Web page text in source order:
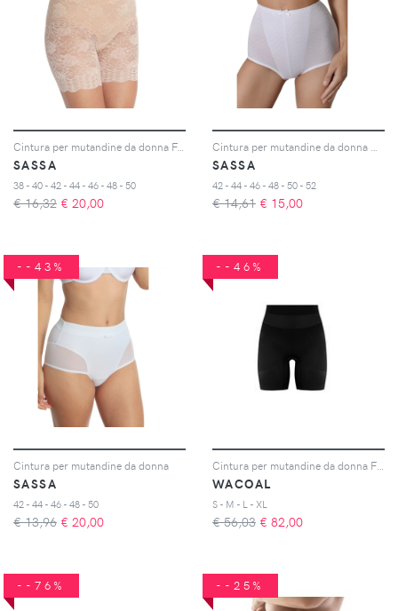
Cintura per mutandine da donna Functional Lace
SASSA
38 - 40 - 42 - 44 - 46 - 48 - 50
€ 16,32 € 20,00
Cintura per mutandine da donna Dot Jacquard
SASSA
42 - 44 - 46 - 48 - 50 - 52
€ 14,61 € 15,00
--43%
Cintura per mutandine da donna
SASSA
42 - 44 - 46 - 48 - 50
€ 13,96 € 20,00
--46%
Cintura per mutandine da donna Fit & lift
WACOAL
S - M - L - XL
€ 56,03 € 82,00
--76% --25%